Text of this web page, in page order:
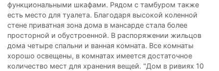
функциональными шкафами. Рядом с тамбуром также
есть место для туалета. Благодаря высокой коленной
стене приватная зона дома в мансарде стала более
просторной и обустроенной. В распоряжении жильцов
дома четыре спальни и ванная комната. Все комнаты
хорошо освещены, в комнатах имеется достаточное
количество мест для хранения вещей. "Дом в ривиях 10